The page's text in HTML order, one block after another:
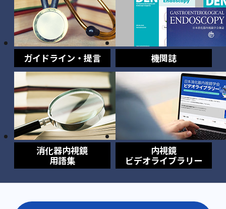
ガイドライン・提言 機関誌
消化器内視鏡
用語集
内視鏡
ビデオライブラリー